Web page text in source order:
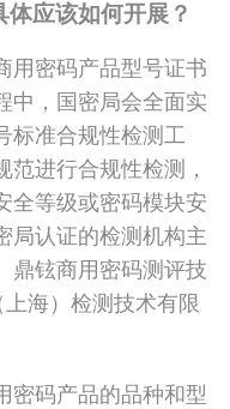
应该如何开展？
用密码产品型号证书
中，国密局会全面实
标准合规性检测工
进行合规性检测，
全等级或密码模块安
局认证的检测机构主
鼎铉商用密码测评技
海）检测技术有限
密码产品的品种和型